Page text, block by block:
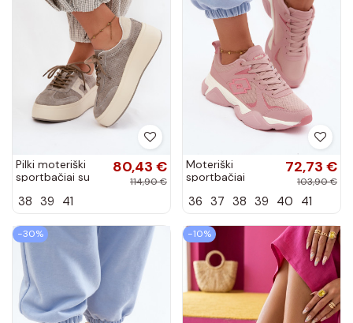
Pilki moteriški
sportbačiai su
perforacija
80,43 €
114,90 €
38 39 41
Moteriški
sportbačiai
2401530 rožinės
72,73 €
103,90 €
36 37 38 39 40 41
−30% −10%